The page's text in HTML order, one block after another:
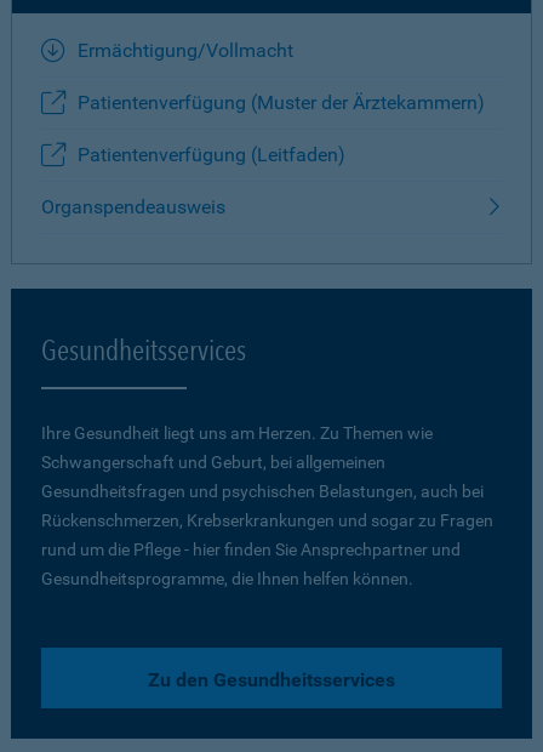
Ermächtigung/Vollmacht
Patientenverfügung (Muster der Ärztekammern)
Patientenverfügung (Leitfaden)
Organspendeausweis
Gesundheitsservices
Ihre Gesundheit liegt uns am Herzen. Zu Themen wie
Schwangerschaft und Geburt, bei allgemeinen
Gesundheitsfragen und psychischen Belastungen, auch bei
Rückenschmerzen, Krebserkrankungen und sogar zu Fragen
rund um die Pflege - hier finden Sie Ansprechpartner und
Gesundheitsprogramme, die Ihnen helfen können.
Zu den Gesundheitsservices